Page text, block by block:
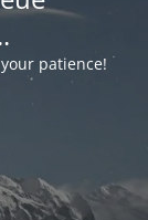
patience!